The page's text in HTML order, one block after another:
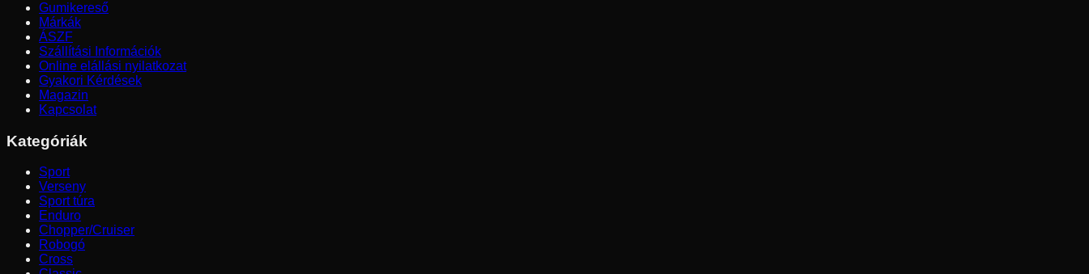
Gumikereső
Márkák
ÁSZF
Szállítási Információk
Online elállási nyilatkozat
Gyakori Kérdések
Magazin
Kapcsolat
Kategóriák
Sport
Verseny
Sport túra
Enduro
Chopper/Cruiser
Robogó
Cross